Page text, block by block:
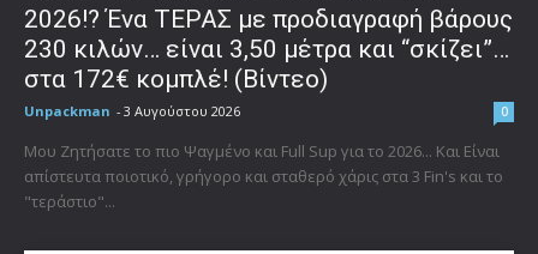
2026!? Ένα ΤΕΡΑΣ με προδιαγραφή βάρους
230 κιλών… είναι 3,50 μέτρα και “σκίζει”…
στα 172€ κομπλέ! (Βίντεο)
Unpackman - 3 Αυγούστου 2026 0
Μου Ζητήσατε το πιο Ψαγμένο και Full Sup για το 2026... Και Είναι
απίστευτα ποιοτικό, γρήγορο και σταθερό χάρις στα 3 Fin's και το
"τεράστιο"...